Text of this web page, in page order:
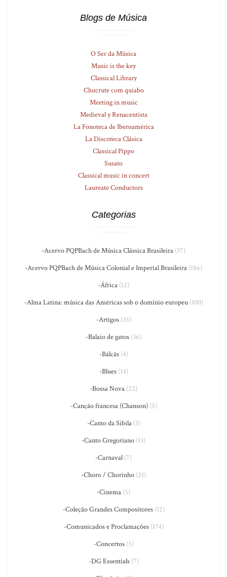
Blogs de Música
O Ser da Música
Music is the key
Classical Library
Chucrute com quiabo
Meeting in music
Medieval y Renacentista
La Fonoteca de Iberoamérica
La Discoteca Clásica
Classical Pippo
Susato
Classical music in concert
Laureate Conductors
Categorias
-Acervo PQPBach de Música Clássica Brasileira (37)
-Acervo PQPBach de Música Colonial e Imperial Brasileira (186)
-África (12)
-Alma Latina: música das Américas sob o domínio europeu(100)
-Artigos(35)
-Balaio de gatos (36)
-Bálcãs(4)
-Blues(14)
-Bossa Nova (22)
-Canção francesa (Chanson)(5)
-Canto da Sibila(3)
-Canto Gregoriano (13)
-Carnaval (7)
-Choro / Chorinho (21)
-Cinema (5)
-Coleção Grandes Compositores(12)
-Comunicados e Proclamações(174)
-Concertos(5)
-DG Essentials(7)